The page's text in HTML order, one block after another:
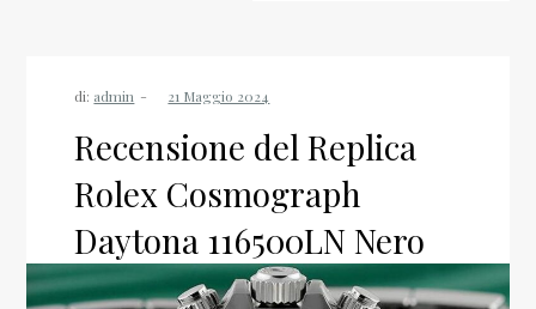
di: admin
Recensione del Replica
Rolex Cosmograph
Daytona 116500LN Nero